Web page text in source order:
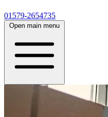
01579-2654735
Open main menu